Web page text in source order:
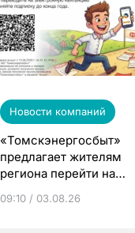
Новости компаний
«Томскэнергосбыт»
предлагает жителям
региона перейти на
выиграть призы
09:10 / 03.08.26